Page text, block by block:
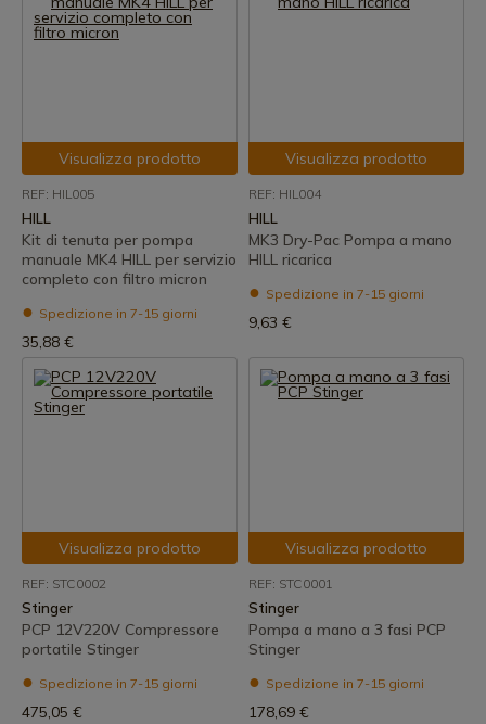
Visualizza prodotto
REF: HIL005
HILL
Kit di tenuta per pompa
manuale MK4 HILL per servizio
completo con filtro micron
Spedizione in 7-15 giorni
35,88 €
Visualizza prodotto
REF: HIL004
HILL
MK3 Dry-Pac Pompa a mano
HILL ricarica
Spedizione in 7-15 giorni
9,63 €
Visualizza prodotto
REF: STC0002
Stinger
PCP 12V220V Compressore
portatile Stinger
Spedizione in 7-15 giorni
475,05 €
Visualizza prodotto
REF: STC0001
Stinger
Pompa a mano a 3 fasi PCP
Stinger
Spedizione in 7-15 giorni
178,69 €